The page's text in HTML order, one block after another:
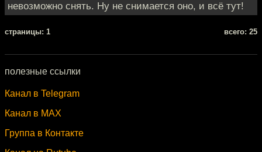
невозможно снять. Ну не снимается оно, и всё тут!
cтраницы: 1 всего: 25
полезные ссылки
Канал в Telegram
Канал в MAX
Группа в Контакте